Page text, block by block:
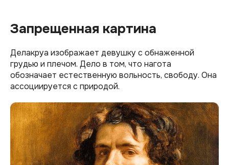
Запрещенная картина
Делакруа изображает девушку с обнаженной
грудью и плечом. Дело в том, что нагота
обозначает естественную вольность, свободу. Она
ассоциируется с природой.